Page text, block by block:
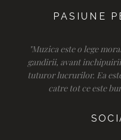
PASIUNE
"Muzica este o lege
gandirii, avant
tuturor lucrurilor. Ea
catre tot ce este